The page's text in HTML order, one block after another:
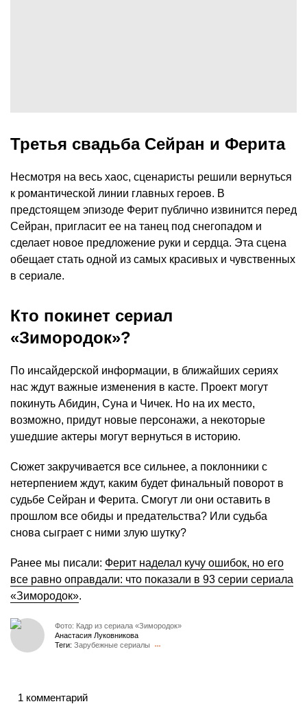
Третья свадьба Сейран и Ферита
Несмотря на весь хаос, сценаристы решили вернуться
к романтической линии главных героев. В
предстоящем эпизоде Ферит публично извинится перед
Сейран, пригласит ее на танец под снегопадом и
сделает новое предложение руки и сердца. Эта сцена
обещает стать одной из самых красивых и чувственных
в сериале.
Кто покинет сериал
«Зимородок»?
По инсайдерской информации, в ближайших сериях
нас ждут важные изменения в касте. Проект могут
покинуть Абидин, Суна и Чичек. Но на их место,
возможно, придут новые персонажи, а некоторые
ушедшие актеры могут вернуться в историю.
Сюжет закручивается все сильнее, а поклонники с
нетерпением ждут, каким будет финальный поворот в
судьбе Сейран и Ферита. Смогут ли они оставить в
прошлом все обиды и предательства? Или судьба
снова сыграет с ними злую шутку?
Ранее мы писали: Ферит наделал кучу ошибок, но его
все равно оправдали: что показали в 93 серии сериала
«Зимородок».
Фото: Кадр из сериала «Зимородок»
Анастасия Луковникова
Теги: Зарубежные сериалы
1 комментарий